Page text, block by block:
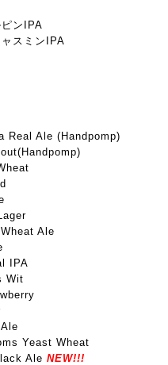
ンIPA
スミンIPA
Real Ale (Handpomp)
Ale
IPA
Wit
Yeast Wheat
Ale NEW!!!